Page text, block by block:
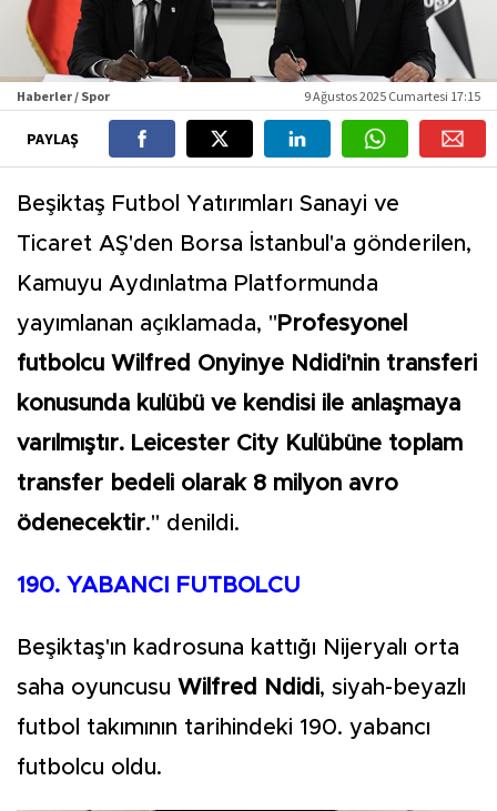
Haberler / Spor 9 Ağustos 2025 Cumartesi 17:15
PAYLAŞ
Beşiktaş Futbol Yatırımları Sanayi ve
Ticaret AŞ'den Borsa İstanbul'a gönderilen,
Kamuyu Aydınlatma Platformunda
yayımlanan açıklamada, " Profesyonel
futbolcu Wilfred Onyinye Ndidi'nin transferi
konusunda kulübü ve kendisi ile anlaşmaya
varılmıştır. Leicester City Kulübüne toplam
transfer bedeli olarak 8 milyon avro
ödenecektir." denildi.
190. YABANCI FUTBOLCU
Beşiktaş'ın kadrosuna kattığı Nijeryalı orta
saha oyuncusu Wilfred Ndidi, siyah-beyazlı
futbol takımının tarihindeki 190. yabancı
futbolcu oldu.